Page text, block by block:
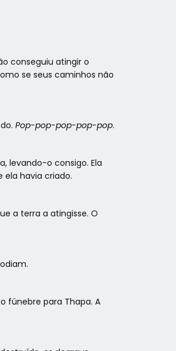
conseguiu atingir o
se seus caminhos não
Pop-pop-pop-pop-pop.
levando-o consigo. Ela
ela havia criado.
a terra a atingisse. O
fúnebre para Thapa. A